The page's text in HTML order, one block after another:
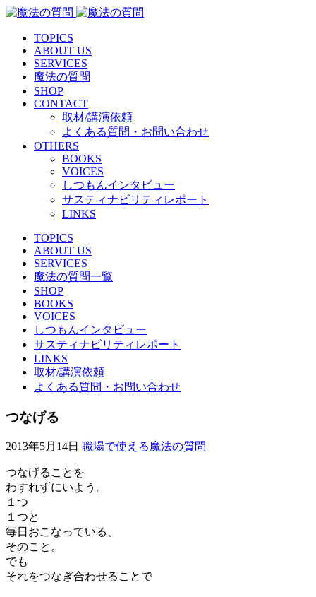
TOPICS
ABOUT US
SERVICES
魔法の質問
SHOP
CONTACT
取材/講演依頼
よくある質問・お問い合わせ
OTHERS
BOOKS
VOICES
しつもんインタビュー
サスティナビリティレポート
LINKS
TOPICS
ABOUT US
SERVICES
魔法の質問一覧
SHOP
BOOKS
VOICES
しつもんインタビュー
サスティナビリティレポート
LINKS
取材/講演依頼
よくある質問・お問い合わせ
つなげる
2013年5月14日 職場で使える魔法の質問
つなげることを
わすれずにいよう。
１つ
１つと
毎日おこなっている、
そのこと。
でも
それをつなぎ合わせることで